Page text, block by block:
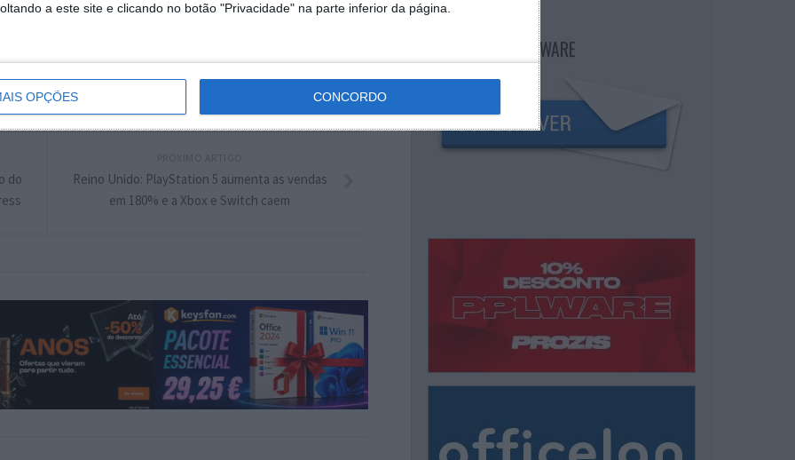
a este site e clicando no botão "Privacidade" na parte inferior da página.
OPÇÕES CONCORDO
Maria Inês Coelho
Reino Unido: PlayStation 5 aumenta as vendas
em 180% e a Xbox e Switch caem
do
NEWSLETTER PPLWARE